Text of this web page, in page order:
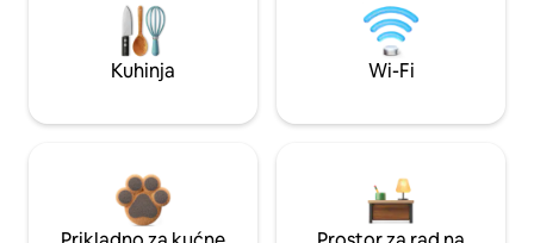
Kuhinja Wi-Fi